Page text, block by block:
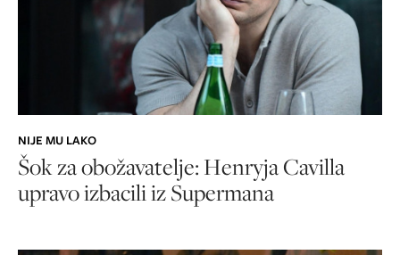
NIJE MU LAKO
Šok za obožavatelje: Henryja Cavilla
upravo izbacili iz Supermana